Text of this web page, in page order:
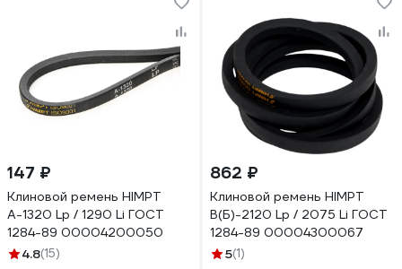
147 ₽
Клиновой ремень HIMPT
А-1320 Lp / 1290 Li ГОСТ
1284-89 00004200050
4.8(15)
862 ₽
Клиновой ремень HIMPT
В(Б)-2120 Lp / 2075 Li ГОСТ
1284-89 00004300067
5(1)